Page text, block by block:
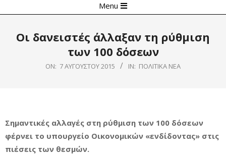
Navigation
Menu
Οι δανειστές άλλαξαν τη ρύθμιση
των 100 δόσεων
ON: 7 ΑΥΓΟΎΣΤΟΥ 2015 IN: ΠΟΛΙΤΙΚΆ ΝΈΑ
Σημαντικές αλλαγές στη ρύθμιση των 100 δόσεων
φέρνει το υπουργείο Οικονομικών «ενδίδοντας» στις
πιέσεις των θεσμών.